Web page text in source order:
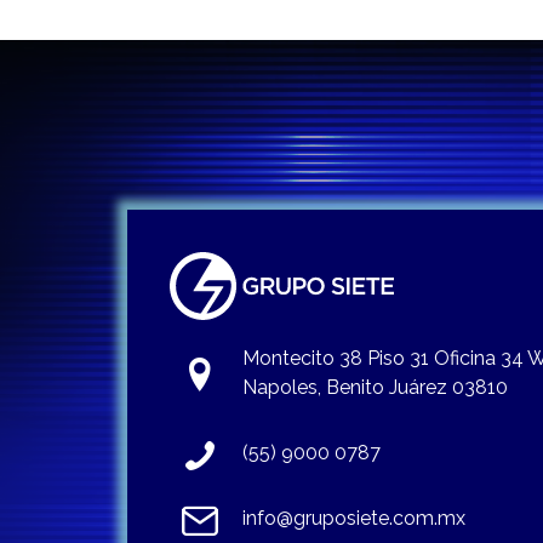
Montecito 38 Piso 31 Oficina 34
Napoles, Benito Juárez 03810
(55) 9000 0787
info@gruposiete.com.mx